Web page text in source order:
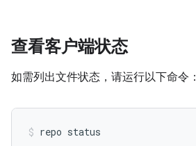
查看客户端状态
如需列出文件状态，请运行以下命令：